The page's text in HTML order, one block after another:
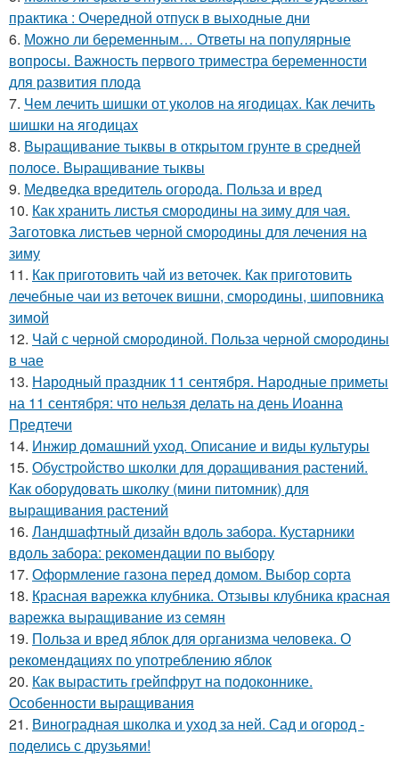
практика : Очередной отпуск в выходные дни
6. Можно ли беременным… Ответы на популярные
вопросы. Важность первого триместра беременности
для развития плода
7. Чем лечить шишки от уколов на ягодицах. Как лечить
шишки на ягодицах
8. Выращивание тыквы в открытом грунте в средней
полосе. Выращивание тыквы
9. Медведка вредитель огорода. Польза и вред
10. Как хранить листья смородины на зиму для чая.
Заготовка листьев черной смородины для лечения на
зиму
11. Как приготовить чай из веточек. Как приготовить
лечебные чаи из веточек вишни, смородины, шиповника
зимой
12. Чай с черной смородиной. Польза черной смородины
в чае
13. Народный праздник 11 сентября. Народные приметы
на 11 сентября: что нельзя делать на день Иоанна
Предтечи
14. Инжир домашний уход. Описание и виды культуры
15. Обустройство школки для доращивания растений.
Как оборудовать школку (мини питомник) для
выращивания растений
16. Ландшафтный дизайн вдоль забора. Кустарники
вдоль забора: рекомендации по выбору
17. Оформление газона перед домом. Выбор сорта
18. Красная варежка клубника. Отзывы клубника красная
варежка выращивание из семян
19. Польза и вред яблок для организма человека. О
рекомендациях по употреблению яблок
20. Как вырастить грейпфрут на подоконнике.
Особенности выращивания
21. Виноградная школка и уход за ней. Сад и огород -
поделись с друзьями!